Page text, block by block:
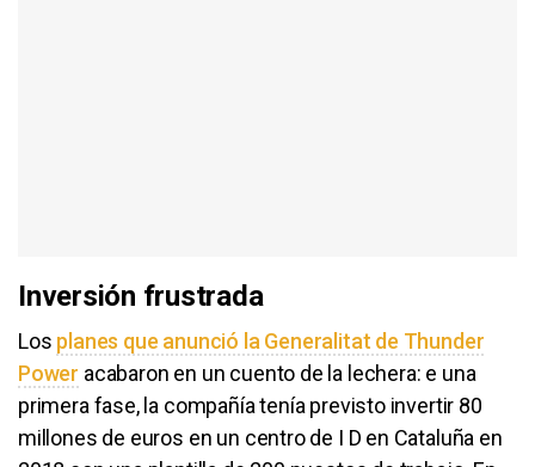
Inversión frustrada
Los planes que anunció la Generalitat de Thunder
Power acabaron en un cuento de la lechera: e una
primera fase, la compañía tenía previsto invertir 80
millones de euros en un centro de I D en Cataluña en